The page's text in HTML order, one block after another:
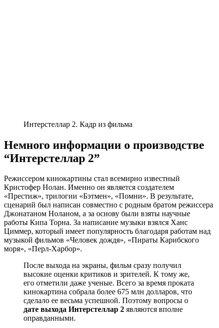
Интерстеллар 2. Кадр из фильма
Немного информации о производстве
“Интерстеллар 2”
Режиссером кинокартины стал всемирно известный
Кристофер Нолан. Именно он является создателем
«Престиж», трилогии «Бэтмен», «Помни». В результате,
сценарий был написан совместно с родным братом режиссера
Джонатаном Ноланом, а за основу были взяты научные
работы Кипа Торна. За написание музыки взялся Ханс
Циммер, который имеет популярность благодаря работам над
музыкой фильмов «Человек дождя», «Пираты Карибского
моря», «Перл-Харбор».
После выхода на экраны, фильм сразу получил
высокие оценки критиков и зрителей. К тому же,
его отметили даже ученые. Всего за время проката
кинокартина собрала более 675 млн долларов, что
сделало ее весьма успешной. Поэтому вопросы о
дате выхода Интерстеллар 2 являются вполне
оправданными.